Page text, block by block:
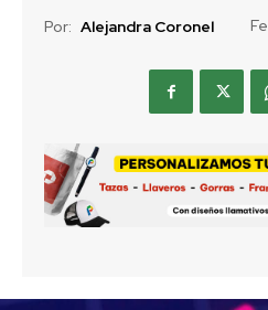
Por: Alejandra Coronel